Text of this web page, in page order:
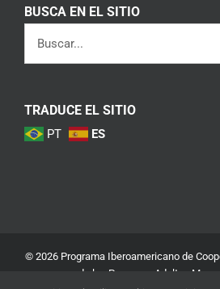
BUSCA EN EL SITIO
TRADUCE EL SITIO
PT ES
© 2026 Programa Iberoamericano de
de las Personas Adultas